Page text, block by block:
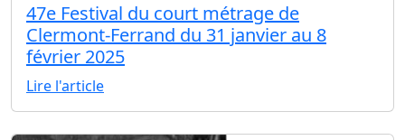
47e Festival du court métrage de
Clermont-Ferrand du 31 janvier au 8
février 2025
Lire l'article